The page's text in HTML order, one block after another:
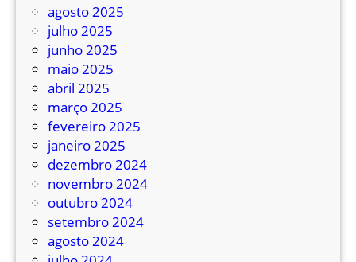
agosto 2025
julho 2025
junho 2025
maio 2025
abril 2025
março 2025
fevereiro 2025
janeiro 2025
dezembro 2024
novembro 2024
outubro 2024
setembro 2024
agosto 2024